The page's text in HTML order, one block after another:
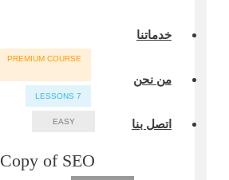
خدماتنا
من نحن
اتصل بنا
PREMIUM COURSE
7
EASY
Copy of SEO